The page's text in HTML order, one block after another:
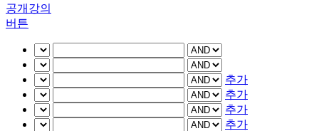
공개강의
버튼
추가
추가
추가
추가